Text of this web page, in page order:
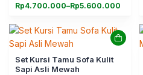
Rp4.700.000–Rp5.600.000
Rentang
harga:
hingga
Rp5.600.000
Set Kursi Tamu Sofa Kulit
Sapi Asli Mewah